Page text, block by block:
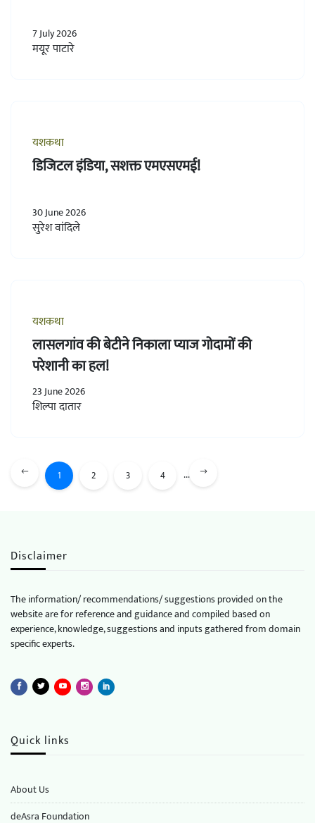
7 July 2026
मयूर पाटारे
यशकथा
डिजिटल इंडिया, सशक्त एमएसएमई!
30 June 2026
सुरेश वांदिले
यशकथा
लासलगांव की बेटीने निकाला प्याज गोदामों की
परेशानी का हल!
23 June 2026
शिल्पा दातार
1 2 3 4 ...
Disclaimer
The information/ recommendations/ suggestions provided on the
website are for reference and guidance and compiled based on
experience, knowledge, suggestions and inputs gathered from domain
specific experts.
Quick links
About Us
deAsra Foundation